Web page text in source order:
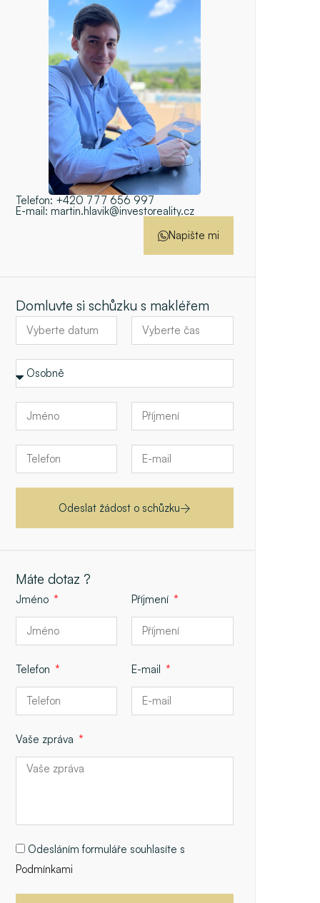
Telefon: +420 777 656 997
E-mail: martin.hlavik@investoreality.cz
Napište mi
Domluvte si schůzku s makléřem
Odeslat žádost o schůzku
Máte dotaz ?
Jméno Příjmení
Telefon E-mail
Vaše zpráva
Odesláním formuláře souhlasíte s
Podmínkami